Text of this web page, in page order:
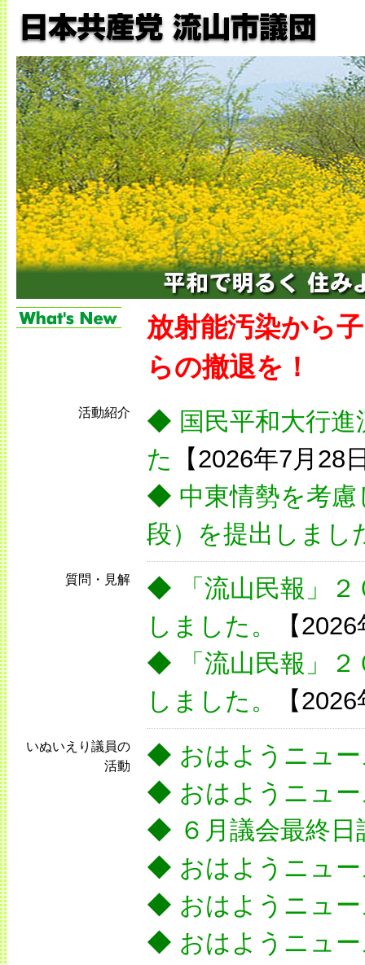
放射能汚染から
らの撤退を！
活動紹介 ◆ 国民平和大行
た
【2026年7月28
◆ 中東情勢を考
段）を提出しまし
質問・見解 ◆
「流山民報」
しました。
【
◆
「流山民報」
しました。
【
いぬいえり議員の
活動
◆ おはようニュ
◆ おはようニュ
◆ ６月議会最終日
◆ おはようニュ
◆ おはようニュ
◆ おはようニュ